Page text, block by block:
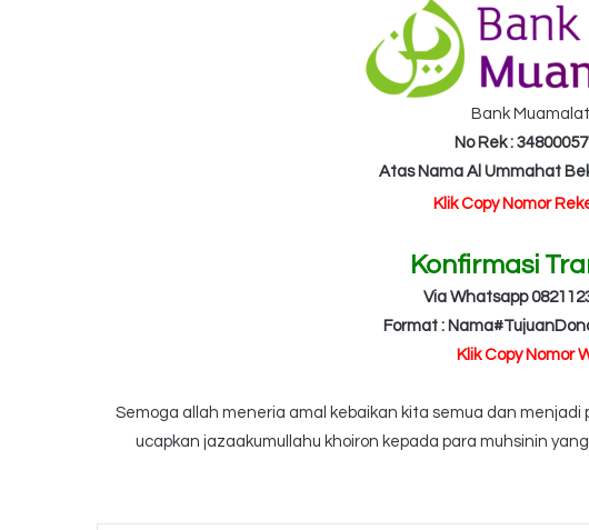
Bank Muamalat
No Rek :
Atas Nama Al Ummahat
Klik Copy Nomor
Konfirmasi
Via Whatsapp
Format :
Klik Copy Nomor
Semoga allah meneria amal kebaikan kita semua dan
ucapkan jazaakumullahu khoiron kepada para muhsinin